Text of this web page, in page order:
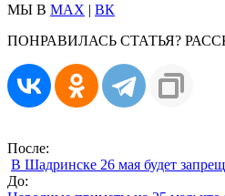
МЫ В MAX | ВК
ПОНРАВИЛАСЬ СТАТЬЯ?
После:
В Шадринске 26 мая будет
До: